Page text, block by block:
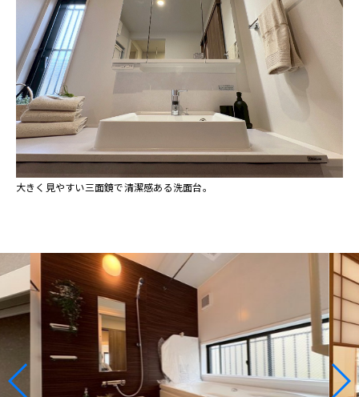
大きく見やすい三面鏡で清潔感ある洗面台。